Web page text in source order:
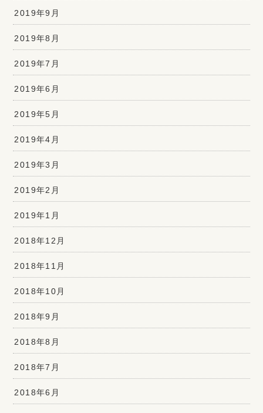
2019年9月
2019年8月
2019年7月
2019年6月
2019年5月
2019年4月
2019年3月
2019年2月
2019年1月
2018年12月
2018年11月
2018年10月
2018年9月
2018年8月
2018年7月
2018年6月